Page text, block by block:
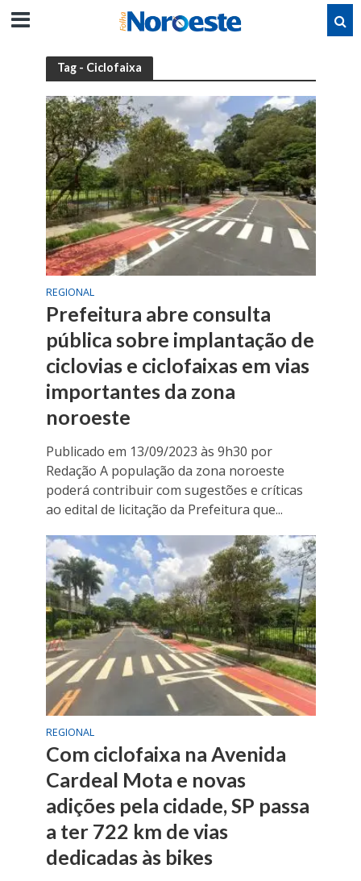
Tag - Ciclofaixa
REGIONAL
Prefeitura abre consulta
pública sobre implantação de
ciclovias e ciclofaixas em vias
importantes da zona
noroeste
Publicado em 13/09/2023 às 9h30 por
Redação A população da zona noroeste
poderá contribuir com sugestões e críticas
ao edital de licitação da Prefeitura que...
REGIONAL
Com ciclofaixa na Avenida
Cardeal Mota e novas
adições pela cidade, SP passa
a ter 722 km de vias
dedicadas às bikes